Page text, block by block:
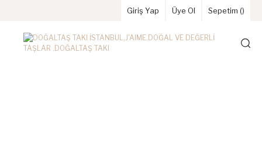
Giriş Yap Üye Ol Sepetim ()